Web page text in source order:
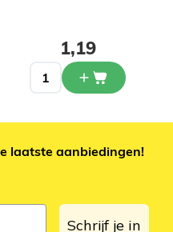
1,19
laatste aanbiedingen!
Schrijf je in